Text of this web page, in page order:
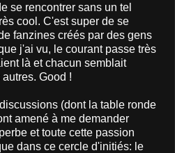
se rencontrer sans un tel
cool. C'est super de se
fanzines créés par des gens
j'ai vu, le courant passe très
là et chacun semblait
Good !
(dont la table ronde
amené à me demander
et toute cette passion
dans ce cercle d'initiés: le